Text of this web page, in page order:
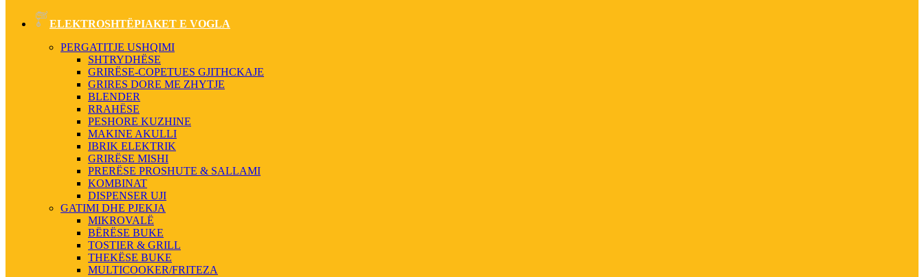
ELEKTROSHTËPIAKET E VOGLA
PERGATITJE USHQIMI
SHTRYDHËSE
GRIRËSE-COPETUES GJITHCKAJE
GRIRES DORE ME ZHYTJE
BLENDER
RRAHËSE
PESHORE KUZHINE
MAKINE AKULLI
IBRIK ELEKTRIK
GRIRËSE MISHI
PRERËSE PROSHUTE & SALLAMI
KOMBINAT
DISPENSER UJI
GATIMI DHE PJEKJA
MIKROVALË
BËRËSE BUKE
TOSTIER & GRILL
THEKËSE BUKE
MULTICOOKER/FRITEZA